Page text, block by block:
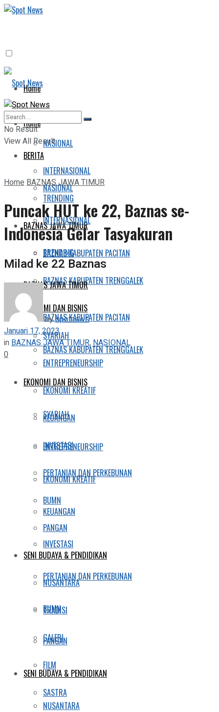
Home
BERITA
NASIONAL
INTERNASIONAL
TRENDING
BAZNAS JAWA TIMUR
BAZNAS KABUPATEN PACITAN
BAZNAS KABUPATEN TRENGGALEK
EKONOMI DAN BISNIS
SYARIAH
ENTREPRENEURSHIP
EKONOMI KREATIF
KEUANGAN
INVESTASI
PERTANIAN DAN PERKEBUNAN
BUMN
PANGAN
SENI BUDAYA & PENDIDIKAN
NUSANTARA
TRADISI
GALERI
FILM
SASTRA
Home
BERITA
NASIONAL
INTERNASIONAL
TRENDING
BAZNAS JAWA TIMUR
BAZNAS KABUPATEN PACITAN
BAZNAS KABUPATEN TRENGGALEK
EKONOMI DAN BISNIS
SYARIAH
ENTREPRENEURSHIP
EKONOMI KREATIF
KEUANGAN
INVESTASI
PERTANIAN DAN PERKEBUNAN
BUMN
PANGAN
SENI BUDAYA & PENDIDIKAN
NUSANTARA
No Result
View All Result
HomeBAZNAS JAWA TIMUR
Puncak HUT ke 22, Baznas se-
Indonesia Gelar Tasyakuran
Milad ke 22 Baznas
byspotnews
Januari 17, 2023
in BAZNAS JAWA TIMUR, NASIONAL
0